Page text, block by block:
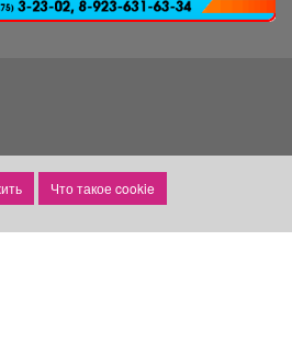
Что такое cookie